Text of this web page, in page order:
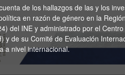
de los hallazgos de las y los
en razón de género en la
del INE y administrado por el
y de su Comité de Evaluación
a nivel internacional.